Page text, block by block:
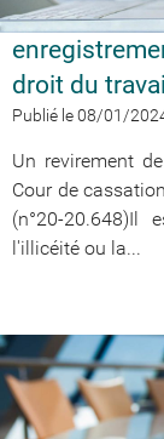
droit du travail
Publié le 08/01/
Un revirement
Cour de
(n°20-
l'illicéité ou la...